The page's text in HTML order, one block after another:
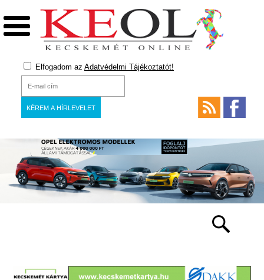
Elfogadom az Adatvédelmi Tájékoztatót!